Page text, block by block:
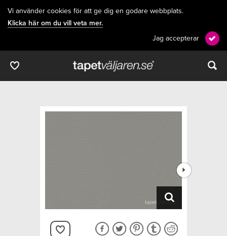
Vi använder cookies för att ge dig en godare webbplats.
Klicka här om du vill veta mer.
Jag accepterar